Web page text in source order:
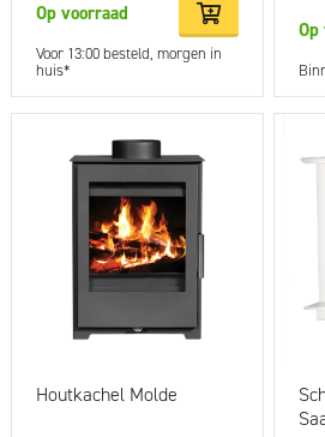
Op voorraad
Voor 13:00 besteld, morgen in
huis*
Op
Houtkachel Molde